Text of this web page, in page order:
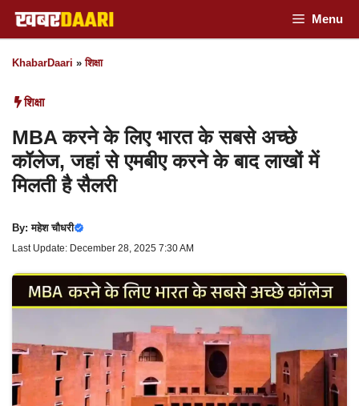
Skip
to
content
Menu
KhabarDaari »शिक्षा
शिक्षा
MBA करने के लिए भारत के सबसे अच्छे
कॉलेज, जहां से एमबीए करने के बाद लाखों में
मिलती है सैलरी
By:महेश चौधरी
Last Update: December 28, 2025 7:30 AM